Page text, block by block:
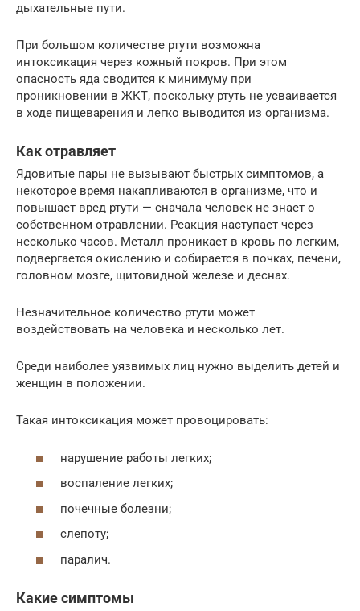
дыхательные пути.
При большом количестве ртути возможна
интоксикация через кожный покров. При этом
опасность яда сводится к минимуму при
проникновении в ЖКТ, поскольку ртуть не усваивается
в ходе пищеварения и легко выводится из организма.
Как отравляет
Ядовитые пары не вызывают быстрых симптомов, а
некоторое время накапливаются в организме, что и
повышает вред ртути — сначала человек не знает о
собственном отравлении. Реакция наступает через
несколько часов. Металл проникает в кровь по легким,
подвергается окислению и собирается в почках, печени,
головном мозге, щитовидной железе и деснах.
Незначительное количество ртути может
воздействовать на человека и несколько лет.
Среди наиболее уязвимых лиц нужно выделить детей и
женщин в положении.
Такая интоксикация может провоцировать:
нарушение работы легких;
воспаление легких;
почечные болезни;
слепоту;
паралич.
Какие симптомы